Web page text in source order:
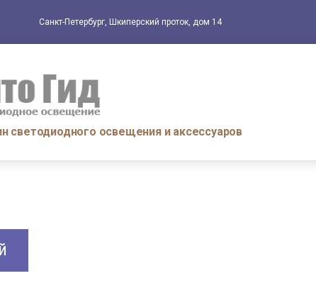
Санкт-Петербург, Шкиперский проток, дом 14
светодиодного освещения и аксессуаров